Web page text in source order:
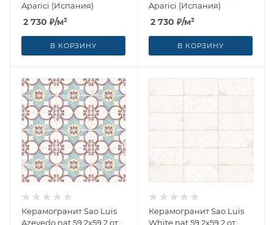
Aparici (Испания)
2 730 ₽/м²
В КОРЗИНУ
Aparici (Испания)
2 730 ₽/м²
В КОРЗИНУ
Керамогранит Sao Luis
Azevedo nat 59.2x59.2 от
Керамогранит Sao Luis
White nat 59.2x59.2 от